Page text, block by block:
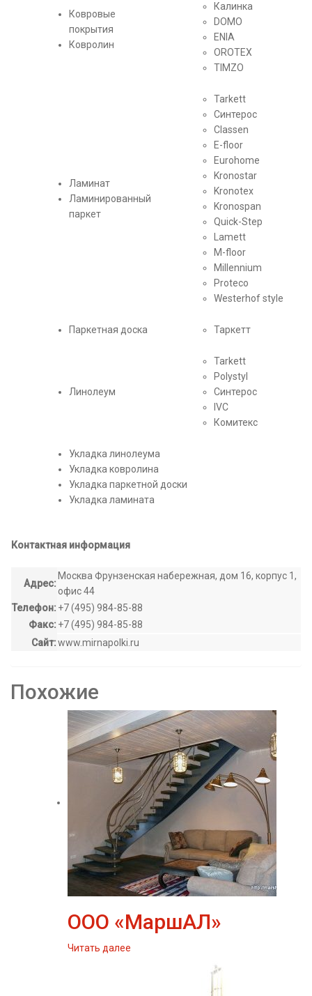
Ковровые
покрытия
Ковролин
Калинка
DOMO
ENIA
OROTEX
TIMZO
Ламинат
Ламинированный
паркет
Tarkett
Синтерос
Classen
E-floor
Eurohome
Kronostar
Kronotex
Kronospan
Quick-Step
Lamett
M-floor
Millennium
Proteсo
Westerhof style
Паркетная доска Таркетт
Линолеум
Tarkett
Polystyl
Синтерос
IVC
Комитекс
Укладка линолеума
Укладка ковролина
Укладка паркетной доски
Укладка ламината
Контактная информация
Адрес:
Москва Фрунзенская набережная, дом 16, корпус 1,
офис 44
Телефон: +7 (495) 984-85-88
Факс: +7 (495) 984-85-88
Сайт:www.mirnapolki.ru
Похожие
ООО «МаршАЛ»
Читать далее